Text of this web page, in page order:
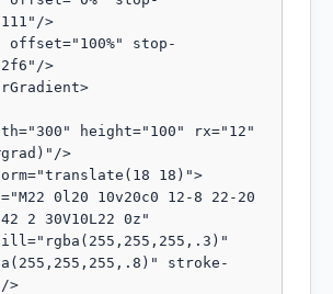
>
>
>
2 30V10L22 0z"
stroke-
>